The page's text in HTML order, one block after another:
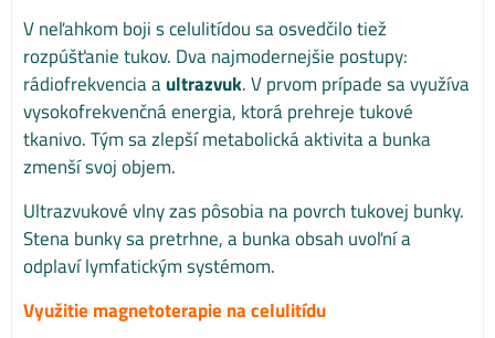
V neľahkom boji s celulitídou sa osvedčilo tiež
rozpúšťanie tukov. Dva najmodernejšie postupy:
rádiofrekvencia aultrazvuk. V prvom prípade sa využíva
vysokofrekvenčná energia, ktorá prehreje tukové
tkanivo. Tým sa zlepší metabolická aktivita a bunka
zmenší svoj objem.
Ultrazvukové vlny zas pôsobia na povrch tukovej bunky.
Stena bunky sa pretrhne, a bunka obsah uvoľní a
odplaví lymfatickým systémom.
Využitie magnetoterapie na celulitídu